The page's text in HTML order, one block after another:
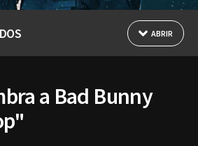
ABRIR
a Bad Bunny